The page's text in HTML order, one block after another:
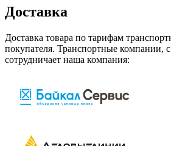
Доставка
Доставка товара по тарифам
покупателя. Транспортные компании,
сотрудничает наша компания: